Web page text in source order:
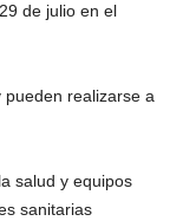
de julio en el
pueden realizarse a
salud y equipos
sanitarias